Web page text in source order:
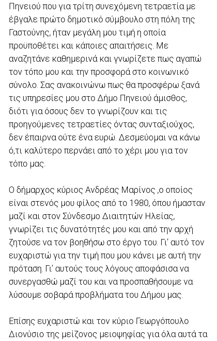
Πηνειού που για τρίτη συνεχόμενη τετραετία με
έβγαλε πρώτο δημοτικό σύμβουλο στη πόλη της
Γαστούνης, ήταν μεγάλη μου τιμή η οποία
προϋποθέτει και κάποιες απαιτήσεις. Με
αναζητάνε καθημερινά και γνωρίζετε πως αγαπώ
τον τόπο μου και την προσφορά στο κοινωνικό
σύνολο. Σας ανακοινώνω πως θα προσφέρω ξανά
τις υπηρεσίες μου στο Δήμο Πηνειού άμισθος,
διότι για όσους δεν το γνωρίζουν και τις
προηγούμενες τετραετίες όντας συνταξιούχος,
δεν έπαιρνα ούτε ένα ευρώ. Δεσμεύομαι να κάνω
ό,τι καλύτερο περνάει από το χέρι μου για τον
τόπο μας.
Ο δήμαρχος κύριος Ανδρέας Μαρίνος ,ο οποίος
είναι στενός μου φίλος από το 1980, όπου ήμασταν
μαζί και στον Σύνδεσμο Διαιτητών Ηλείας,
γνωρίζει τις δυνατότητές μου και από την αρχή
ζητούσε να τον βοηθήσω στο έργο του. Γι’ αυτό τον
ευχαριστώ για την τιμή που μου κάνει με αυτή την
πρόταση. Γι’ αυτούς τους λόγους αποφάσισα να
συνεργασθώ μαζί του και να προσπαθήσουμε να
λύσουμε σοβαρά προβλήματα του Δήμου μας.
Επίσης ευχαριστώ και τον κύριο Γεωργόπουλο
Διονύσιο της μείζονος μειοψηφίας για όλα αυτά τα